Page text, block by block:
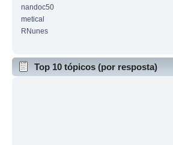
nandoc50
metical
RNunes
Top 10 tópicos (por resposta)